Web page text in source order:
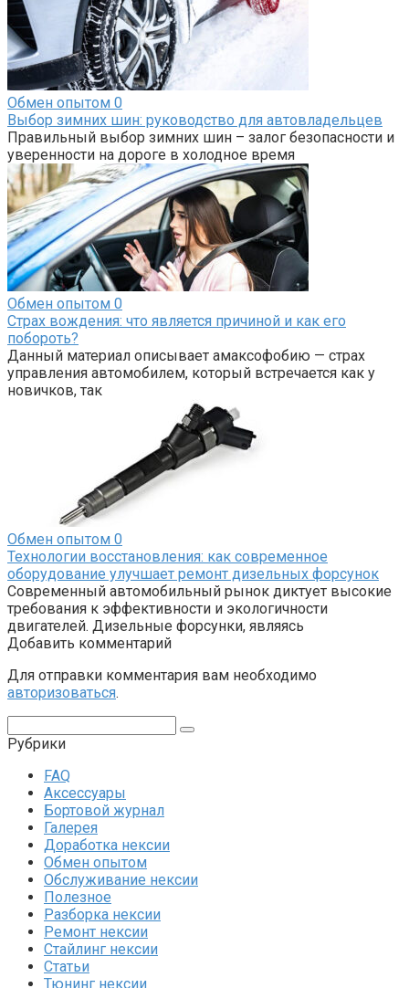
Обмен опытом 0
Выбор зимних шин: руководство для автовладельцев
Правильный выбор зимних шин – залог безопасности и
уверенности на дороге в холодное время
Обмен опытом 0
Страх вождения: что является причиной и как его
побороть?
Данный материал описывает амаксофобию — страх
управления автомобилем, который встречается как у
новичков, так
Обмен опытом 0
Технологии восстановления: как современное
оборудование улучшает ремонт дизельных форсунок
Современный автомобильный рынок диктует высокие
требования к эффективности и экологичности
двигателей. Дизельные форсунки, являясь
Добавить комментарий
Для отправки комментария вам необходимо
авторизоваться.
Рубрики
FAQ
Аксессуары
Бортовой журнал
Галерея
Доработка нексии
Обмен опытом
Обслуживание нексии
Полезное
Разборка нексии
Ремонт нексии
Стайлинг нексии
Статьи
Тюнинг нексии